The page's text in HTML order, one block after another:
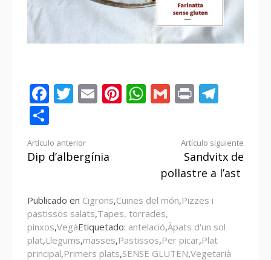
Facebook
Twitter
EmailPinterest
WhatsApp
Gmail
Print
Seguir
leyendo
Artículo anterior
Dip d’albergínia
Artículo siguiente
Sandvitx de
pollastre a l’ast
Publicado en Cigrons,Cuines del món,Pizzes i
pastissos salats,Tapes, torrades,
pinxos,VegàEtiquetado: antelació,Àpats d'un sol
plat,Llegums,masses,Pastissos,Per picar,Plat
principal,Primers plats,SENSE GLUTEN,Vegetarià